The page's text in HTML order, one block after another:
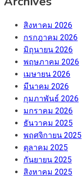
สิงหาคม 2026
กรกฎาคม 2026
มิถุนายน 2026
พฤษภาคม 2026
เมษายน 2026
มีนาคม 2026
กุมภาพันธ์ 2026
มกราคม 2026
ธันวาคม 2025
พฤศจิกายน 2025
ตุลาคม 2025
กันยายน 2025
สิงหาคม 2025